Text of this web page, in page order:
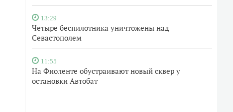
13:29
Четыре беспилотника уничтожены над
Севастополем
11:55
На Фиоленте обустраивают новый сквер у
остановки Автобат